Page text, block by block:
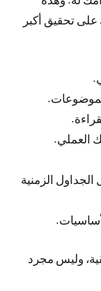
تحقيق أكبر
العملي.
الزمنية
وليس مجرد